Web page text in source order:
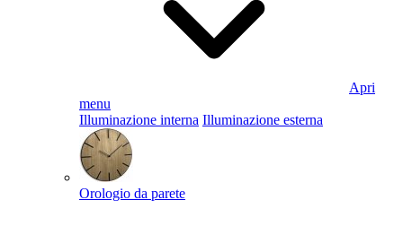
Apri
menu
Illuminazione interna Illuminazione esterna
Orologio da parete